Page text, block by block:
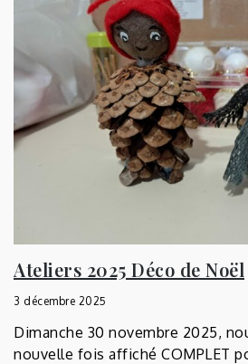
Ateliers 2025 Déco de Noël
3 décembre 2025
Dimanche 30 novembre 2025,
nouvelle fois affiché COMPLET